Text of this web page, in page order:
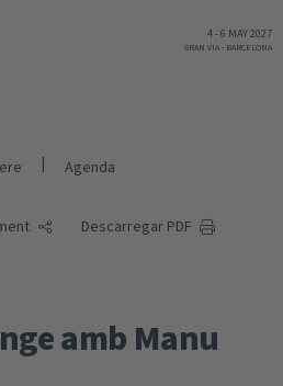
4-6 MAY 2027
GRAN VIA- BARCELONA
| Agenda
Descarregar PDF
amb Manu